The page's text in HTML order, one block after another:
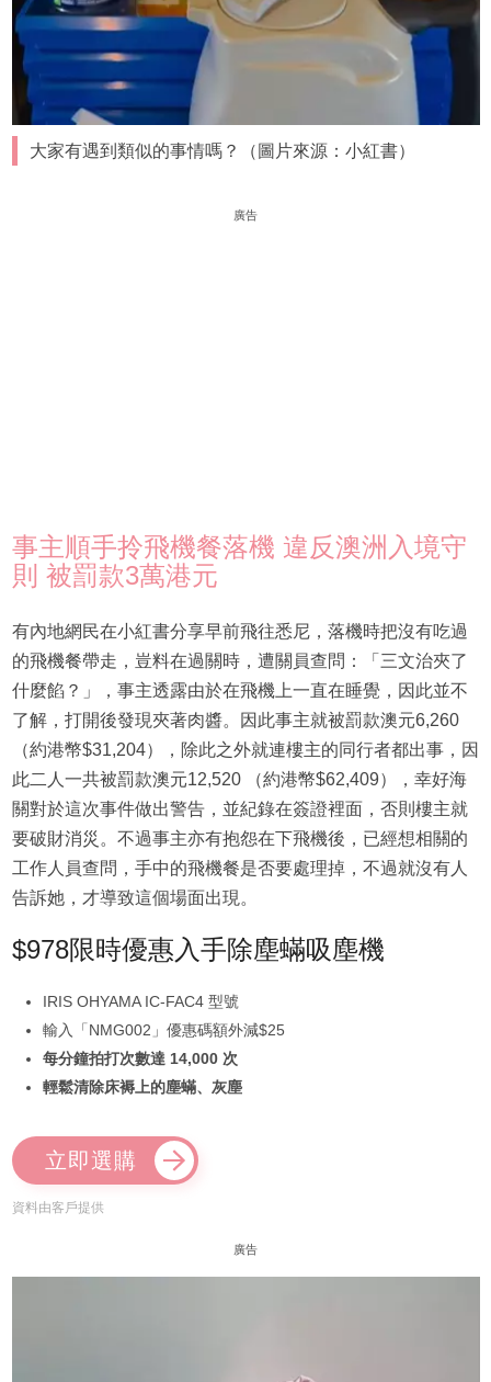
大家有遇到類似的事情嗎？（圖片來源：小紅書）
廣告
事主順手拎飛機餐落機 違反澳洲入境守
則 被罰款3萬港元
有內地網民在小紅書分享早前飛往悉尼，落機時把沒有吃過
的飛機餐帶走，豈料在過關時，遭關員查問：「三文治夾了
什麼餡？」，事主透露由於在飛機上一直在睡覺，因此並不
了解，打開後發現夾著肉醬。因此事主就被罰款澳元6,260
（約港幣$31,204），除此之外就連樓主的同行者都出事，因
此二人一共被罰款澳元12,520 （約港幣$62,409），幸好海
關對於這次事件做出警告，並紀錄在簽證裡面，否則樓主就
要破財消災。不過事主亦有抱怨在下飛機後，已經想相關的
工作人員查問，手中的飛機餐是否要處理掉，不過就沒有人
告訴她，才導致這個場面出現。
$978限時優惠入手除塵蟎吸塵機
IRIS OHYAMA IC-FAC4 型號
輸入「NMG002」優惠碼額外減$25
每分鐘拍打次數達 14,000 次
輕鬆清除床褥上的塵蟎、灰塵
立即選購
資料由客戶提供
廣告